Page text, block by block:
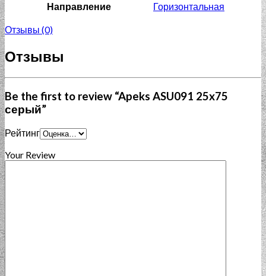
Направление Горизонтальная
Отзывы (0)
Отзывы
Be the first to review “Apeks ASU091 25x75
серый”
Рейтинг
Your Review